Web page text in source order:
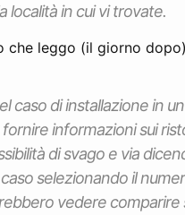
località in cui vi trovate.
che leggo (il giorno
caso di installazione in
informazioni sui
di svago e via
selezionando il
vedere comparire